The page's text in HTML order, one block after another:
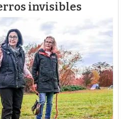
invisibles